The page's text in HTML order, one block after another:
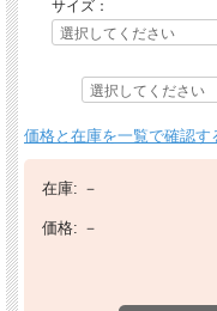
サイズ：
価格と在庫を一覧で確認す
在庫: －
価格: －